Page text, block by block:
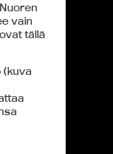
vain
tällä
(kuva